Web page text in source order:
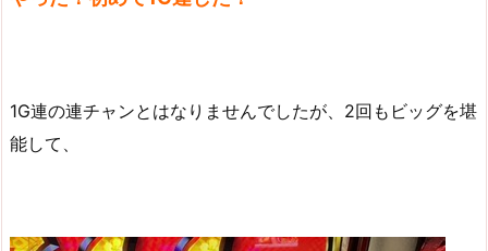
1G連の連チャンとはなりませんでしたが、2回もビッグを堪
能して、